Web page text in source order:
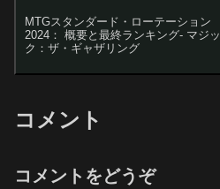
MTGスタンダード・ローテーション
2024： 概要と最終ランキング- マジッ
ク：ザ・ギャザリング
コメント
コメントをどうぞ